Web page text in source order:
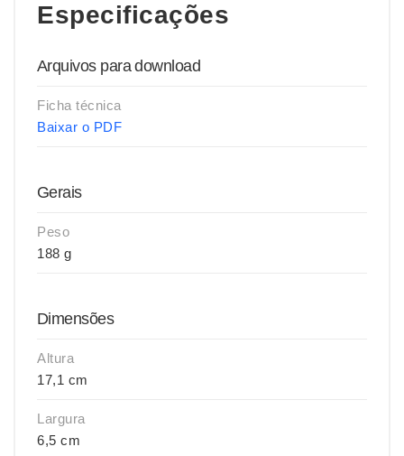
Especificações
Arquivos para download
Ficha técnica
Baixar o PDF
Gerais
Peso
188 g
Dimensões
Altura
17,1 cm
Largura
6,5 cm